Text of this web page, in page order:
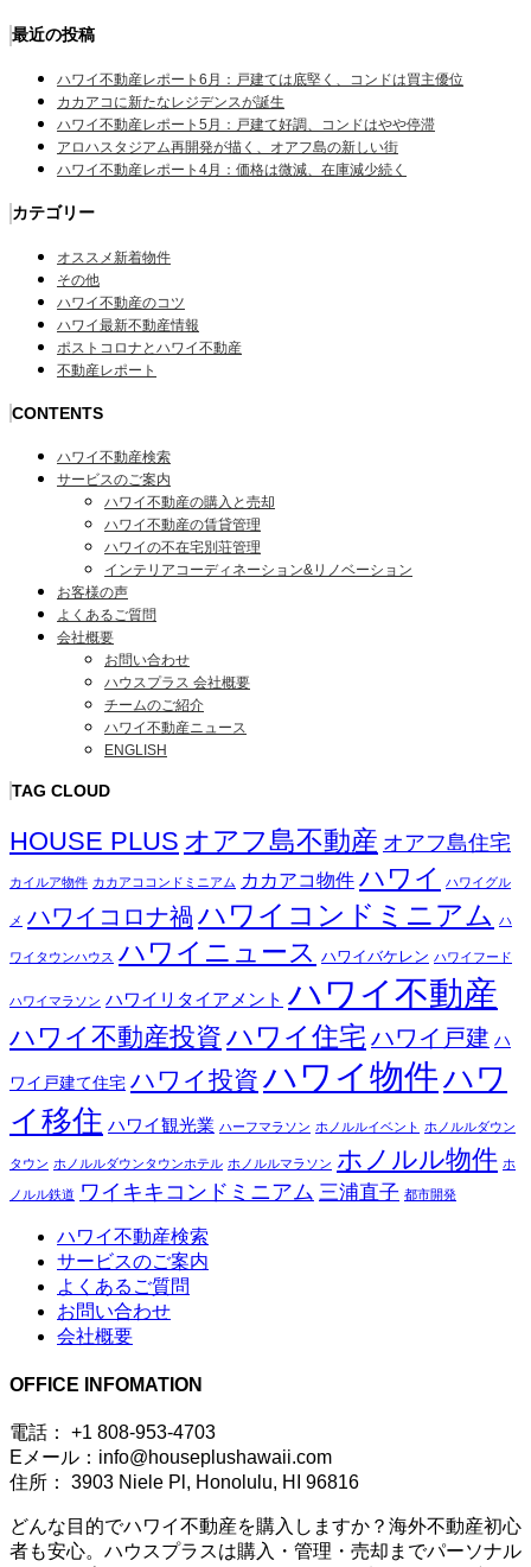
最近の投稿
ハワイ不動産レポート6月：戸建ては底堅く、コンドは買主優位
カカアコに新たなレジデンスが誕生
ハワイ不動産レポート5月：戸建て好調、コンドはやや停滞
アロハスタジアム再開発が描く、オアフ島の新しい街
ハワイ不動産レポート4月：価格は微減、在庫減少続く
カテゴリー
オススメ新着物件
その他
ハワイ不動産のコツ
ハワイ最新不動産情報
ポストコロナとハワイ不動産
不動産レポート
CONTENTS
ハワイ不動産検索
サービスのご案内
ハワイ不動産の購入と売却
ハワイ不動産の賃貸管理
ハワイの不在宅別荘管理
インテリアコーディネーション&リノベーション
お客様の声
よくあるご質問
会社概要
お問い合わせ
ハウスプラス 会社概要
チームのご紹介
ハワイ不動産ニュース
ENGLISH
TAG CLOUD
HOUSE PLUS オアフ島不動産 オアフ島住宅
カイルア物件 カカアココンドミニアム カカアコ物件 ハワイ ハワイグル
メ ハワイコロナ禍 ハワイコンドミニアム ハ
ワイタウンハウス ハワイニュース ハワイバケレン ハワイフード
ハワイマラソン ハワイリタイアメント ハワイ不動産
ハワイ不動産投資 ハワイ住宅 ハワイ戸建 ハ
ワイ戸建て住宅 ハワイ投資 ハワイ物件ハワ
イ移住 ハワイ観光業 ハーフマラソン ホノルルイベント ホノルルダウン
タウン ホノルルダウンタウンホテル ホノルルマラソン ホノルル物件 ホ
ノルル鉄道 ワイキキコンドミニアム 三浦直子 都市開発
ハワイ不動産検索
サービスのご案内
よくあるご質問
お問い合わせ
会社概要
OFFICE INFOMATION
電話： +1 808-953-4703
Eメール：info@houseplushawaii.com
住所： 3903 Niele Pl, Honolulu, HI 96816
どんな目的でハワイ不動産を購入しますか？海外不動産初心
者も安心。ハウスプラスは購入・管理・売却までパーソナル